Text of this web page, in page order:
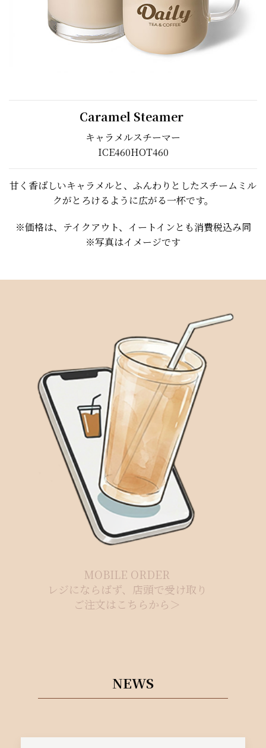
Caramel Steamer
キャラメルスチーマー
ICE460HOT460
甘く香ばしいキャラメルと、ふんわりとしたスチームミル
クがとろけるように広がる一杯です。
※価格は、テイクアウト、イートインとも消費税込み同
※写真はイメージです
MOBILE ORDER
レジにならばず、店頭で受け取り
ご注文はこちらから＞
NEWS